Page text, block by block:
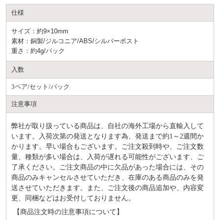
仕様
サイズ：約9×10mm
素材：銅製/ジルコニア/ABS/シルバーポスト
重さ：約4g/パック
入数
3ペア/セット/パック
注意事項
弊社が取り扱っている商品は、自社の海外工場から直輸入して
います。入荷次第の発送となります為、発送まで約1～2週間か
かります。早い場合もございます。ご注文殺到時や、ご注文数
量、種類が多い場合は、入荷が遅れる可能性がございます、ご
了承ください。ご注文商品の中に欠品があった場合には、その
商品のみキャンセルさせていただき、在庫のある商品のみを発
送させていただきます。また、ご注文後の商品追加や、内容変
更、同梱などはお受付しておりません。
【商品注文時の注意事項について】